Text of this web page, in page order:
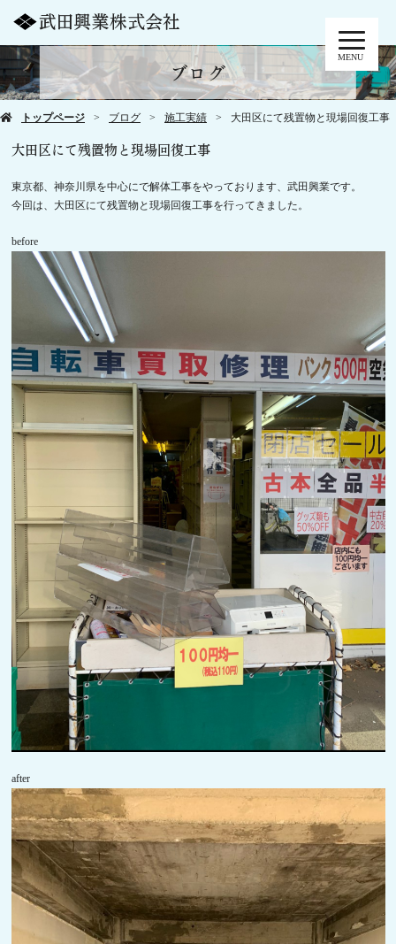
MENU
ブログ
トップページ ブログ 施工実績 大田区にて残置物と現場回復工事
大田区にて残置物と現場回復工事
東京都、神奈川県を中心にで解体工事をやっております、武田興業です。
今回は、大田区にて残置物と現場回復工事を行ってきました。
before
after